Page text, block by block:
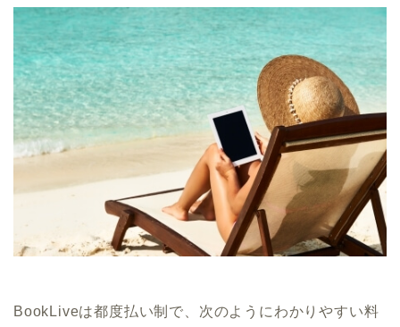
BookLiveは都度払い制で、次のようにわかりやすい料